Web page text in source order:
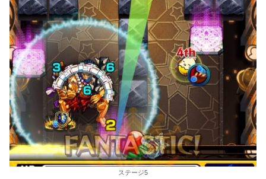
ステージ5